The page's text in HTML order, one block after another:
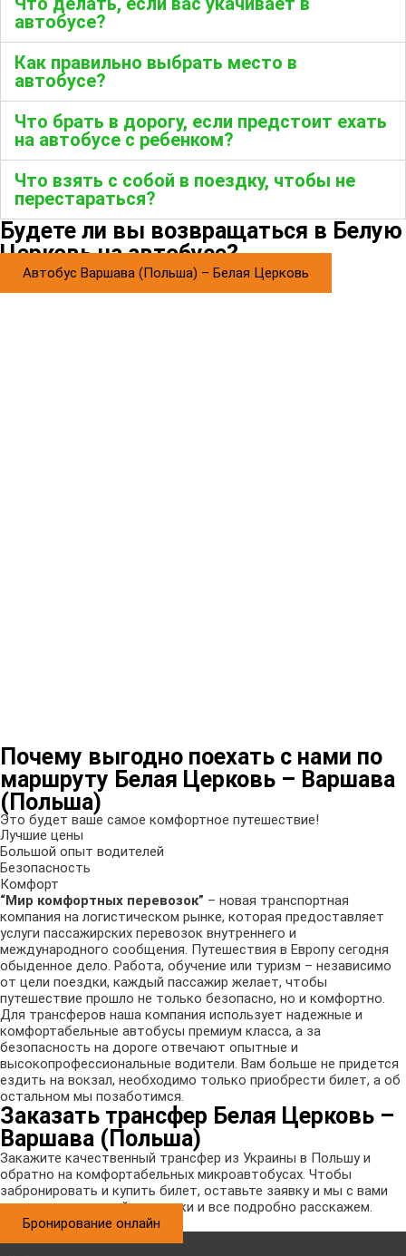
автобусе?
Как правильно выбрать место в
автобусе?
Что брать в дорогу, если предстоит ехать
на автобусе с ребенком?
Что взять с собой в поездку, чтобы не
перестараться?
Будете ли вы возвращаться в Белую
Церковь на автобусе?
Автобус Варшава (Польша) – Белая Церковь
Почему выгодно поехать с нами по
маршруту Белая Церковь – Варшава
(Польша)
Это будет ваше самое комфортное путешествие!
Лучшие цены
Большой опыт водителей
Безопасность
Комфорт
“Мир комфортных перевозок” – новая транспортная
компания на логистическом рынке, которая предоставляет
услуги пассажирских перевозок внутреннего и
международного сообщения. Путешествия в Европу сегодня
обыденное дело. Работа, обучение или туризм – независимо
от цели поездки, каждый пассажир желает, чтобы
путешествие прошло не только безопасно, но и комфортно.
Для трансферов наша компания использует надежные и
комфортабельные автобусы премиум класса, а за
безопасность на дороге отвечают опытные и
высокопрофессиональные водители. Вам больше не придется
ездить на вокзал, необходимо только приобрести билет, а об
остальном мы позаботимся.
Заказать трансфер Белая Церковь –
Варшава (Польша)
Закажите качественный трансфер из Украины в Польшу и
обратно на комфортабельных микроавтобусах. Чтобы
забронировать и купить билет, оставьте заявку и мы с вами
свяжемся в кратчайшие сроки и все подробно расскажем.
Бронирование онлайн